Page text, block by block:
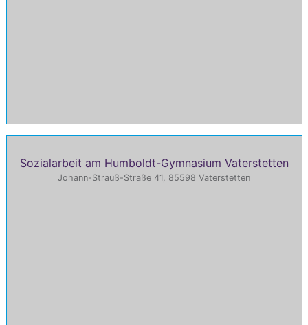
Sozialarbeit am Humboldt-Gymnasium Vaterstetten
Johann-Strauß-Straße 41, 85598 Vaterstetten